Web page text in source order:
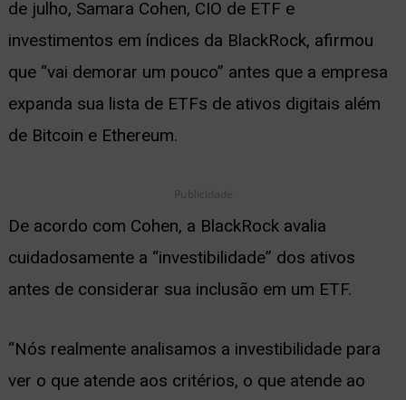
de julho, Samara Cohen, CIO de ETF e
investimentos em índices da BlackRock, afirmou
que “vai demorar um pouco” antes que a empresa
expanda sua lista de ETFs de ativos digitais além
de Bitcoin e Ethereum.
Publicidade
De acordo com Cohen, a BlackRock avalia
cuidadosamente a “investibilidade” dos ativos
antes de considerar sua inclusão em um ETF.
“Nós realmente analisamos a investibilidade para
ver o que atende aos critérios, o que atende ao